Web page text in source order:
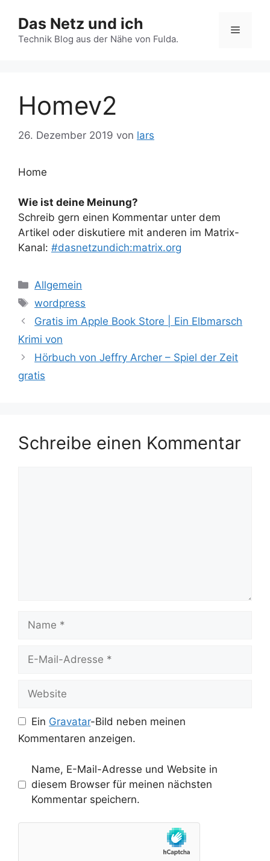
Inhalt
springen
Das Netz und ich
Technik Blog aus der Nähe von Fulda.
Menü
Homev2
26. Dezember 2019 von lars
Home
Wie ist deine Meinung?
Schreib gern einen Kommentar unter dem
Artikel oder diskutiere mit anderen im Matrix-
Kanal: #dasnetzundich:matrix.org
Kategorien
Allgemein
Schlagwörter
wordpress
Gratis im Apple Book Store | Ein Elbmarsch
Krimi von
Hörbuch von Jeffry Archer – Spiel der Zeit
gratis
Schreibe einen Kommentar
Name
Website
Ein Gravatar-Bild neben meinen
Kommentaren anzeigen.
Name, E-Mail-Adresse und Website in
diesem Browser für meinen nächsten
Kommentar speichern.